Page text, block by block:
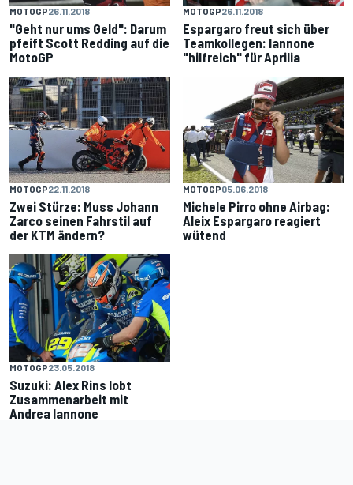
MOTOGP26.11.2018
"Geht nur ums Geld": Darum
pfeift Scott Redding auf die
MotoGP
MOTOGP26.11.2018
Espargaro freut sich über
Teamkollegen: Iannone
"hilfreich" für Aprilia
MOTOGP22.11.2018
Zwei Stürze: Muss Johann
Zarco seinen Fahrstil auf
der KTM ändern?
MOTOGP05.06.2018
Michele Pirro ohne Airbag:
Aleix Espargaro reagiert
wütend
MOTOGP23.05.2018
Suzuki: Alex Rins lobt
Zusammenarbeit mit
Andrea Iannone